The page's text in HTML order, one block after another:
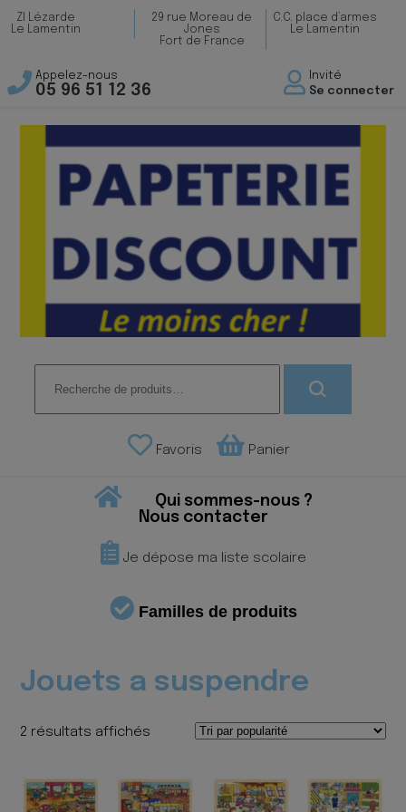
ZI Lézarde
Le Lamentin
29 rue Moreau de
Jones
Fort de France
C.C. place d’armes
Le Lamentin
Appelez-nous
05 96 51 12 36
Invité
Se connecter
pour :
Favoris Panier
Qui sommes-nous ?
Nous contacter
Je dépose ma liste scolaire
Familles de produits
Jouets a suspendre
2 résultats affichés